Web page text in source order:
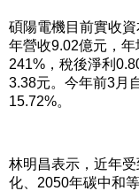
碩陽電機目前實收
年營收9.02億元，
241%，稅後淨利
3.38元。今年前3月
15.72%。
林明昌表示，近年
化、2050年碳中和